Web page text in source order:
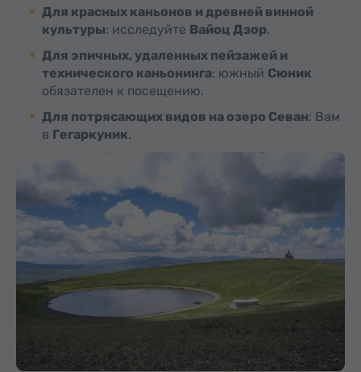
Для красных каньонов и древней винной
культуры: исследуйте Вайоц Дзор.
Для эпичных, удаленных пейзажей и
технического каньонинга: южный Сюник
обязателен к посещению.
Для потрясающих видов на озеро Севан: Вам
в Гегаркуник.